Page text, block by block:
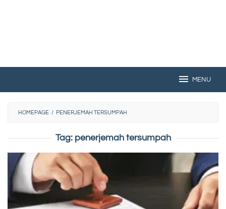
MENU
HOMEPAGE / PENERJEMAH TERSUMPAH
Tag: penerjemah tersumpah